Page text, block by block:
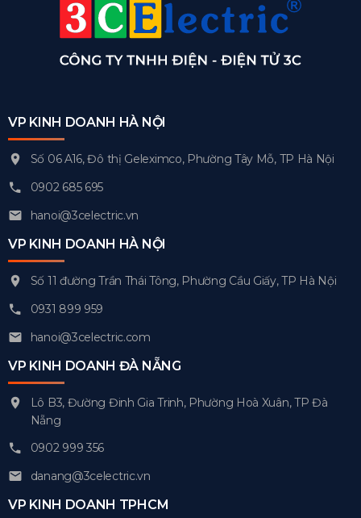
VP KINH DOANH HÀ NỘI
Số 06 A16, Đô thị Geleximco, Phường Tây Mỗ, TP Hà Nội
0902 685 695
hanoi@3celectric.vn
VP KINH DOANH HÀ NỘI
Số 11 đường Trần Thái Tông, Phường Cầu Giấy, TP Hà Nội
0931 899 959
hanoi@3celectric.com
VP KINH DOANH ĐÀ NẴNG
Lô B3, Đường Đinh Gia Trinh, Phường Hoà Xuân, TP Đà
Nẵng
0902 999 356
danang@3celectric.vn
VP KINH DOANH TPHCM